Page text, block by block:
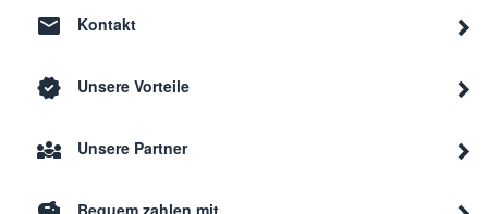
Kontakt
Unsere Vorteile
Unsere Partner